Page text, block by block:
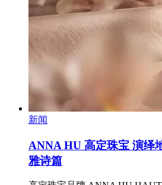
新闻
ANNA HU 高定珠宝 演绎
雅诗篇